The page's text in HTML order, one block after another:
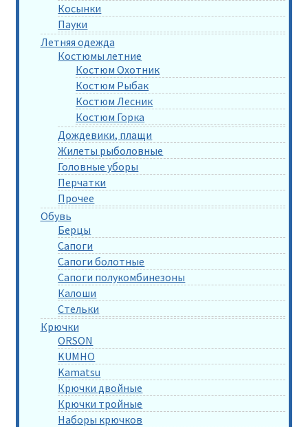
Косынки
Пауки
Летняя одежда
Костюмы летние
Костюм Охотник
Костюм Рыбак
Костюм Лесник
Костюм Горка
Дождевики, плащи
Жилеты рыболовные
Головные уборы
Перчатки
Прочее
Обувь
Берцы
Сапоги
Сапоги болотные
Сапоги полукомбинезоны
Калоши
Стельки
Крючки
ORSON
KUMHO
Kamatsu
Крючки двойные
Крючки тройные
Наборы крючков